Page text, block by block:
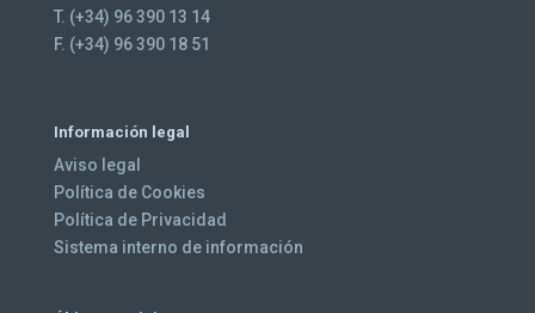
T. (+34) 96 390 13 14
F. (+34) 96 390 18 51
Información legal
Aviso legal
Política de Cookies
Política de Privacidad
Sistema interno de información